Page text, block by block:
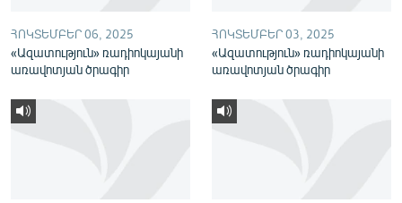
ՓՈԴՔԱՍԹ
Հայերեն
ՀՈԿՏԵՄԲԵՐ 06, 2025
«Ազատություն» ռադիոկայանի
առավոտյան ծրագիր
ՀՈԿՏԵՄԲԵՐ 03, 2025
«Ազատություն» ռադիոկայանի
առավոտյան ծրագիր